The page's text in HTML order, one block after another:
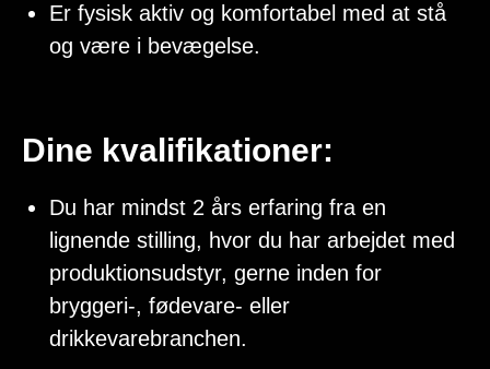
Er fysisk aktiv og komfortabel med at stå
og være i bevægelse.
Dine kvalifikationer:
Du har mindst 2 års erfaring fra en
lignende stilling, hvor du har arbejdet med
produktionsudstyr, gerne inden for
bryggeri-, fødevare- eller
drikkevarebranchen.